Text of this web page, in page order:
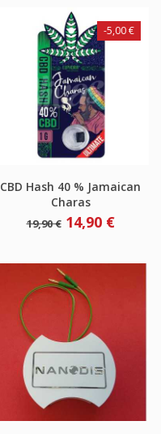
CBD Hash 40 % Jamaican
Charas
Verkaufspreis
19,90 €
-5,00 €
Preis
14,90 €